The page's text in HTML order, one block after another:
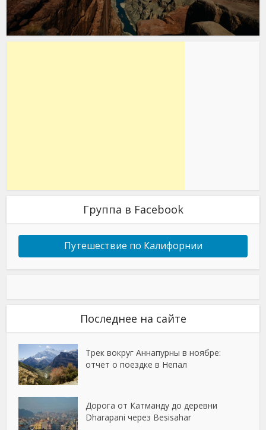
Группа в Facebook
Путешествие по Калифорнии
Последнее на сайте
Трек вокруг Аннапурны в ноябре:
отчет о поездке в Непал
Дорога от Катманду до деревни
Dharapani через Besisahar